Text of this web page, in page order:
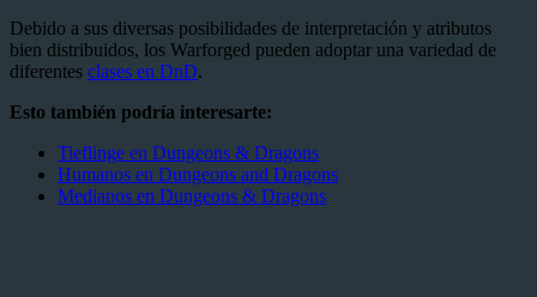
Debido a sus diversas posibilidades de interpretación y atributos
bien distribuidos, los Warforged pueden adoptar una variedad de
diferentes clases en DnD.
Esto también podría interesarte:
Tieflinge en Dungeons & Dragons
Humanos en Dungeons and Dragons
Medianos en Dungeons & Dragons